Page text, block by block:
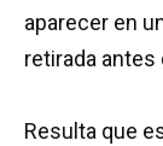
aparecer en
retirada
Resulta que